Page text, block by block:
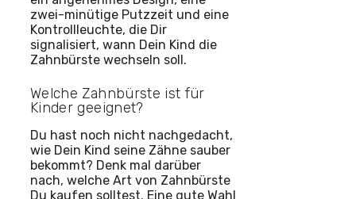
zwei-minütige Putzzeit und eine
Kontrollleuchte, die Dir
signalisiert, wann Dein Kind die
Zahnbürste wechseln soll.
Welche Zahnbürste ist für
Kinder geeignet?
Du hast noch nicht nachgedacht,
wie Dein Kind seine Zähne sauber
bekommt? Denk mal darüber
nach, welche Art von Zahnbürste
Du kaufen solltest. Eine gute Wahl